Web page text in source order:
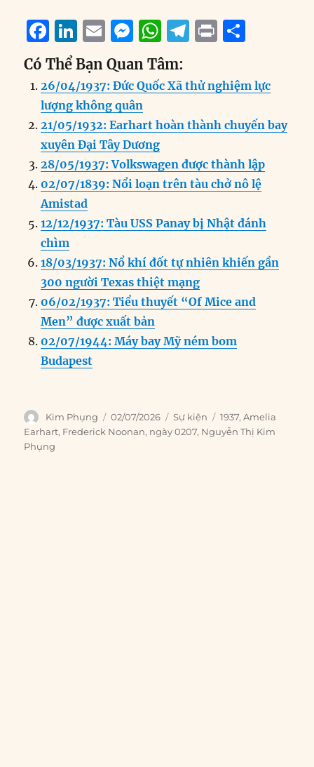
F
a
c
e
b
o
o
k
Li
n
k
e
d
I
n
E
m
ai
l
M
e
ss
e
n
g
er
W
h
at
s
A
p
T
e
g
r
m
P
n
t
a
re
Có Thể Bạn Quan Tâm:
26/04/1937: Đức Quốc Xã thử nghiệm lực
lượng không quân
21/05/1932: Earhart hoàn thành chuyến bay
xuyên Đại Tây Dương
28/05/1937: Volkswagen được thành lập
02/07/1839: Nổi loạn trên tàu chở nô lệ
Amistad
12/12/1937: Tàu USS Panay bị Nhật đánh
chìm
18/03/1937: Nổ khí đốt tự nhiên khiến gần
300 người Texas thiệt mạng
06/02/1937: Tiểu thuyết “Of Mice and
Men” được xuất bản
02/07/1944: Máy bay Mỹ ném bom
Budapest
Author
Kim Phụng
Posted
on
02/07/2026 Categories
Sự kiện Tags
1937,Amelia
Earhart, Frederick Noonan, ngày 0207, Nguyễn Thị Kim
Phụng